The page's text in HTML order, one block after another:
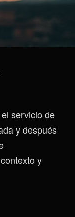
servicio de
y después
y